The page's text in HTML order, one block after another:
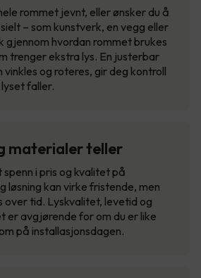
rommet jevnt, eller ønsker du å
– som kunstverk, en vegg eller
gjennom hvordan rommet brukes
trenger ekstra lys. En justerbar
vinkles og roteres, gir deg kontroll
faller.
materialer teller
i pris og kvalitet på
løsning kan virke fristende, men
over tid. Lyskvalitet, levetid og
er avgjørende for om du er like
på installasjonsdagen.